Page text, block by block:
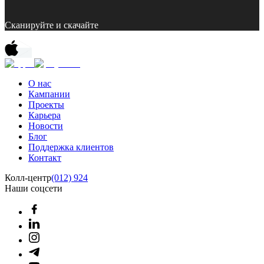
Сканируйте и скачайте
О нас
Кампании
Проекты
Карьера
Новости
Блог
Поддержка клиентов
Контакт
Колл-центр(012) 924
Наши соцсети